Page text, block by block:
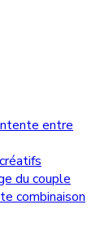
entre
du couple
combinaison